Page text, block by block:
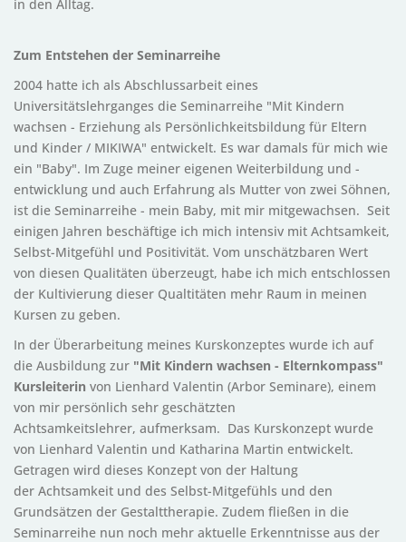
in den Alltag.
Zum Entstehen der Seminarreihe
2004 hatte ich als Abschlussarbeit eines
Universitätslehrganges die Seminarreihe "Mit Kindern
wachsen - Erziehung als Persönlichkeitsbildung für Eltern
und Kinder / MIKIWA" entwickelt. Es war damals für mich wie
ein "Baby". Im Zuge meiner eigenen Weiterbildung und -
entwicklung und auch Erfahrung als Mutter von zwei Söhnen,
ist die Seminarreihe - mein Baby, mit mir mitgewachsen. Seit
einigen Jahren beschäftige ich mich intensiv mit Achtsamkeit,
Selbst-Mitgefühl und Positivität. Vom unschätzbaren Wert
von diesen Qualitäten überzeugt, habe ich mich entschlossen
der Kultivierung dieser Qualtitäten mehr Raum in meinen
Kursen zu geben.
In der Überarbeitung meines Kurskonzeptes wurde ich auf
die Ausbildung zur "Mit Kindern wachsen - Elternkompass"
Kursleiterin von Lienhard Valentin (Arbor Seminare), einem
von mir persönlich sehr geschätzten
Achtsamkeitslehrer, aufmerksam. Das Kurskonzept wurde
von Lienhard Valentin und Katharina Martin entwickelt.
Getragen wird dieses Konzept von der Haltung
der Achtsamkeit und des Selbst-Mitgefühls und den
Grundsätzen der Gestalttherapie. Zudem fließen in die
Seminarreihe nun noch mehr aktuelle Erkenntnisse aus der